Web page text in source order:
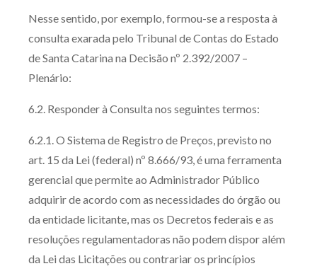
Nesse sentido, por exemplo, formou-se a resposta à
consulta exarada pelo Tribunal de Contas do Estado
de Santa Catarina na Decisão nº 2.392/2007 –
Plenário:
6.2. Responder à Consulta nos seguintes termos:
6.2.1. O Sistema de Registro de Preços, previsto no
art. 15 da Lei (federal) nº 8.666/93, é uma ferramenta
gerencial que permite ao Administrador Público
adquirir de acordo com as necessidades do órgão ou
da entidade licitante, mas os Decretos federais e as
resoluções regulamentadoras não podem dispor além
da Lei das Licitações ou contrariar os princípios